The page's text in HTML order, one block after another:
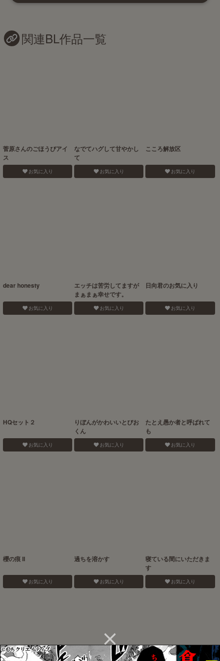
関連BL作品一覧
菅原さんのごほうびアイ
ス
お気に入り
なでてハグして甘やかし
て
お気に入り
こころ解放区
お気に入り
dear honesty
お気に入り
エッチは苦労してますが
まぁまぁ幸せです。
お気に入り
日向君のお気に入り
お気に入り
HQセット２
お気に入り
りぼんがかわいいとびお
くん
お気に入り
たとえ愚か者と呼ばれて
も
お気に入り
櫻の痕 II
お気に入り
過ちを溶かす
お気に入り
寝ている間にいただきま
す
お気に入り